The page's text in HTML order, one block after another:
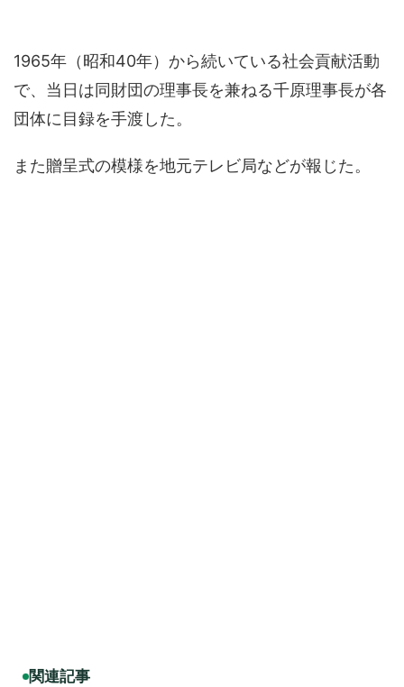
1965年（昭和40年）から続いている社会貢献活動
で、当日は同財団の理事長を兼ねる千原理事長が各
団体に目録を手渡した。
また贈呈式の模様を地元テレビ局などが報じた。
関連記事